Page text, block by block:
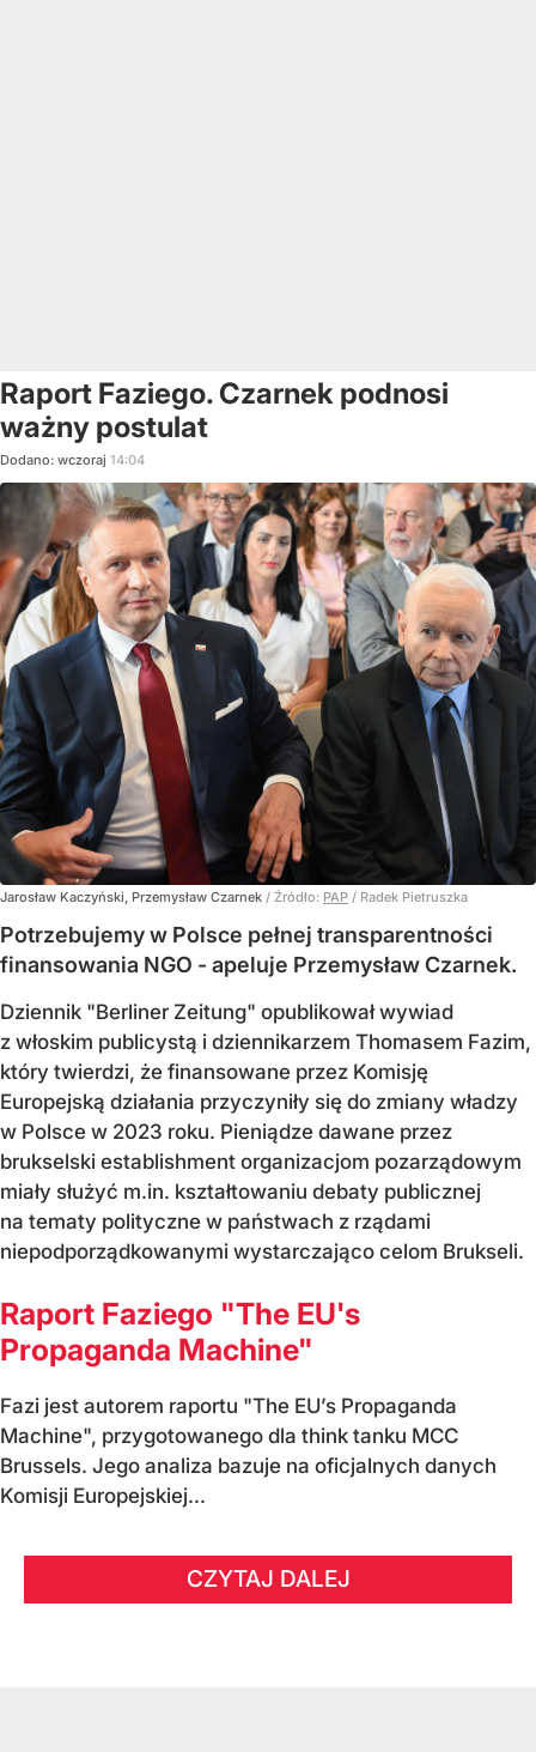
Raport Faziego. Czarnek podnosi
ważny postulat
Dodano: wczoraj 14:04
Jarosław Kaczyński, Przemysław Czarnek / Źródło: PAP / Radek Pietruszka
Potrzebujemy w Polsce pełnej transparentności
finansowania NGO - apeluje Przemysław Czarnek.
Dziennik "Berliner Zeitung" opublikował wywiad
z włoskim publicystą i dziennikarzem Thomasem Fazim,
który twierdzi, że finansowane przez Komisję
Europejską działania przyczyniły się do zmiany władzy
w Polsce w 2023 roku. Pieniądze dawane przez
brukselski establishment organizacjom pozarządowym
miały służyć m.in. kształtowaniu debaty publicznej
na tematy polityczne w państwach z rządami
niepodporządkowanymi wystarczająco celom Brukseli.
Raport Faziego "The EU's
Propaganda Machine"
Fazi jest autorem raportu "The EU’s Propaganda
Machine", przygotowanego dla think tanku MCC
Brussels. Jego analiza bazuje na oficjalnych danych
Komisji Europejskiej...
CZYTAJ DALEJ